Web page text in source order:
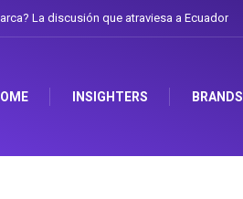
La discusión que atraviesa a Ecuador
INSIGHTERS BRANDS